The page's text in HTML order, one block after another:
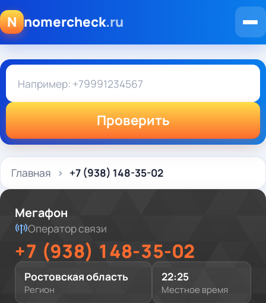
N nomercheck.ru
Проверить
Главная +7 (938) 148-35-02
Мегафон
Оператор связи
+7 (938) 148-35-02
Ростовская область
Регион
22:25
Местное время